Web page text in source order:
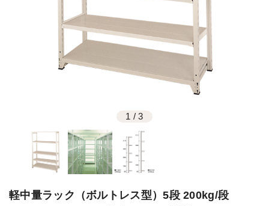
1 /3
軽中量ラック（ボルトレス型）5段 200kg/段